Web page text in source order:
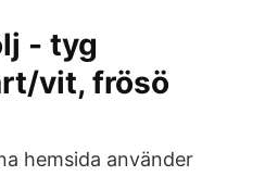
- tyg
vit, frösö
hemsida använder